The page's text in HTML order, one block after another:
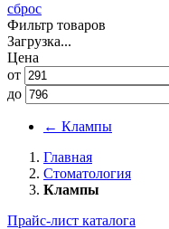
сброс
Фильтр товаров
Загрузка...
Цена
от
до
← Клампы
Главная
Стоматология
Клампы
Прайс-лист каталога